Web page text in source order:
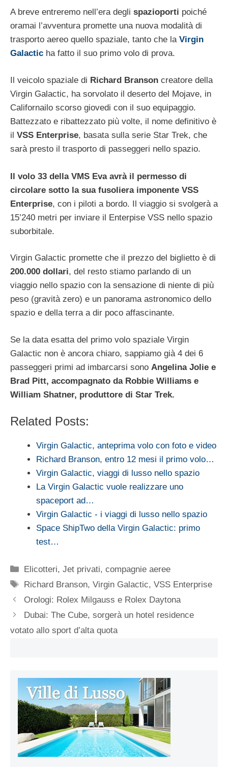
A breve entreremo nell’era degli spazioporti poiché
oramai l’avventura promette una nuova modalità di
trasporto aereo quello spaziale, tanto che la Virgin
Galactic ha fatto il suo primo volo di prova.
Il veicolo spaziale di Richard Branson creatore della
Virgin Galactic, ha sorvolato il deserto del Mojave, in
Californailo scorso giovedi con il suo equipaggio.
Battezzato e ribattezzato più volte, il nome definitivo è
il VSS Enterprise, basata sulla serie Star Trek, che
sarà presto il trasporto di passeggeri nello spazio.
Il volo 33 della VMS Eva avrà il permesso di
circolare sotto la sua fusoliera imponente VSS
Enterprise, con i piloti a bordo. Il viaggio si svolgerà a
15’240 metri per inviare il Enterpise VSS nello spazio
suborbitale.
Virgin Galactic promette che il prezzo del biglietto è di
200.000 dollari, del resto stiamo parlando di un
viaggio nello spazio con la sensazione di niente di più
peso (gravità zero) e un panorama astronomico dello
spazio e della terra a dir poco affascinante.
Se la data esatta del primo volo spaziale Virgin
Galactic non è ancora chiaro, sappiamo già 4 dei 6
passeggeri primi ad imbarcarsi sono Angelina Jolie e
Brad Pitt, accompagnato da Robbie Williams e
William Shatner, produttore di Star Trek.
Related Posts:
Virgin Galactic, anteprima volo con foto e video
Richard Branson, entro 12 mesi il primo volo…
Virgin Galactic, viaggi di lusso nello spazio
La Virgin Galactic vuole realizzare uno
spaceport ad…
Virgin Galactic - i viaggi di lusso nello spazio
Space ShipTwo della Virgin Galactic: primo
test…
Categorie
Elicotteri, Jet privati, compagnie aeree
Tag
Richard Branson,Virgin Galactic,VSS Enterprise
Orologi: Rolex Milgauss e Rolex Daytona
Dubai: The Cube, sorgerà un hotel residence
votato allo sport d’alta quota